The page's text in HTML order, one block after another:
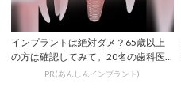
インプラントは絶対ダメ？65歳以上
の方は確認してみて。20名の歯科医
師監修のガイ...PR(あんしんインプラント)